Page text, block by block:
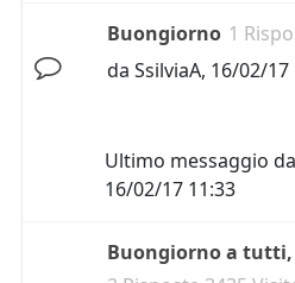
Buongiorno 1
da SsilviaA, 16/02/17
Ultimo messaggio da
16/02/17 11:33
Buongiorno a